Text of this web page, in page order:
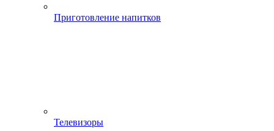
Приготовление напитков
Телевизоры